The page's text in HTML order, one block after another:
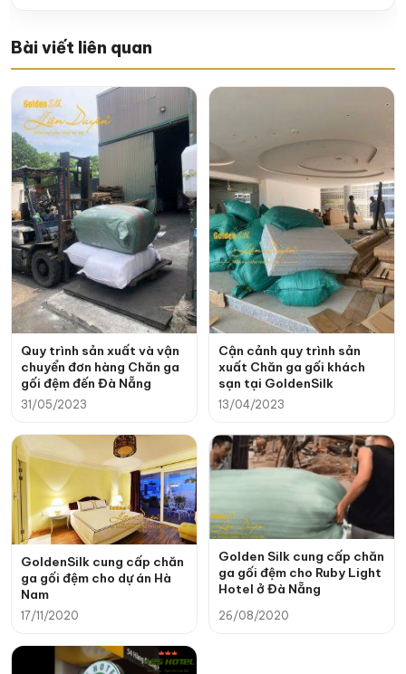
Bài viết liên quan
Quy trình sản xuất và vận
chuyển đơn hàng Chăn ga
gối đệm đến Đà Nẵng
31/05/2023
Cận cảnh quy trình sản
xuất Chăn ga gối khách
sạn tại GoldenSilk
13/04/2023
GoldenSilk cung cấp chăn
ga gối đệm cho dự án Hà
Nam
17/11/2020
Golden Silk cung cấp chăn
ga gối đệm cho Ruby Light
Hotel ở Đà Nẵng
26/08/2020